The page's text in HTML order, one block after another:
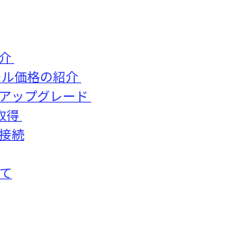
価格の紹介
ップグレード
得
続